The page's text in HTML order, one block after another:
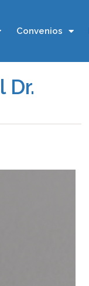
Convenios